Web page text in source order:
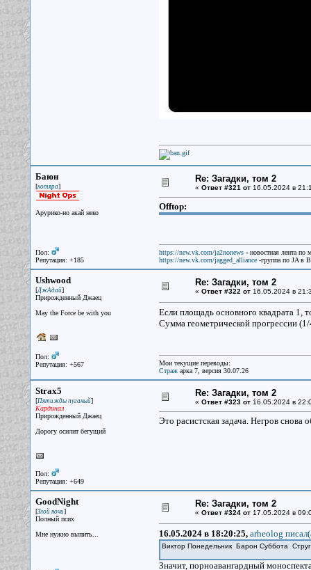
Баюн
[котяра]
Арурико-но акай неко
Пол:
Репутация: +185
Re: Загадки, том 2
« Ответ #321 от16.05.2024 в
Offtop:
https://new.vk.com/ja2nonews- новостная лента по
https://new.vk.com/jagged_alliance-группа по JA в
Ushwood
[ДжАдай]
Прирожденный Джаец
May the Force be with you
Пол:
Репутация: +567
Re: Загадки, том 2
« Ответ #322 от16.05.2024 в
Если площадь основного квадрата 1,
Сумма геометрической прогрессии
Мои текущие переводы:
Стражарка 7, версия 30.07.26
Strax5
[Пятижды пуганый]
Кардинал
Прирожденный Джаец
Дорогу осилит бегущий
Пол:
Репутация: +649
Re: Загадки, том 2
« Ответ #323 от16.05.2024 в
Это расистская задача. Негров снова
GoodNight
[Злой ночи]
Полный псих
Мне нужно выпить...
Re: Загадки, том 2
« Ответ #324 от17.05.2024 в
16.05.2024 в 18:20:25, arheolog
Виктор Понедельник Барон Суббота
Значит, порноавангардный